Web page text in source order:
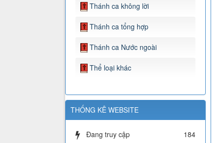
Thánh ca không lời
Thánh ca tổng hợp
Thánh ca Nước ngoài
Thể loại khác
THỐNG KÊ WEBSITE
Đang truy cập
184